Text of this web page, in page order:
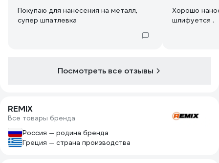
Покупаю для нанесения на металл,
супер шпатлевка
Хорошо
шлифуется .
Посмотреть все отзывы
REMIX
Все товары бренда
Россия — родина бренда
Греция — страна производства